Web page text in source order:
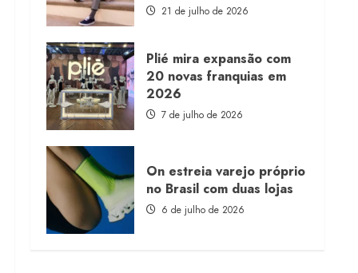
21 de julho de 2026
Plié mira expansão com
20 novas franquias em
2026
7 de julho de 2026
On estreia varejo próprio
no Brasil com duas lojas
6 de julho de 2026